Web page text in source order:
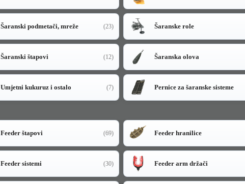
Šaranski podmetači, mreže (23) Šaranske role
Šaranski štapovi (12) Šaranska olova
Umjetni kukuruz i ostalo (7) Pernice za šaranske sisteme
Feeder štapovi (69) Feeder hranilice
Feeder sistemi (30) Feeder arm držači